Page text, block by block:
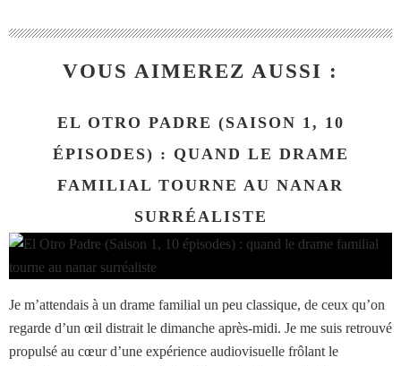
VOUS AIMEREZ AUSSI :
EL OTRO PADRE (SAISON 1, 10
ÉPISODES) : QUAND LE DRAME
FAMILIAL TOURNE AU NANAR
SURRÉALISTE
Je m’attendais à un drame familial un peu classique, de ceux qu’on
regarde d’un œil distrait le dimanche après-midi. Je me suis retrouvé
propulsé au cœur d’une expérience audiovisuelle frôlant le